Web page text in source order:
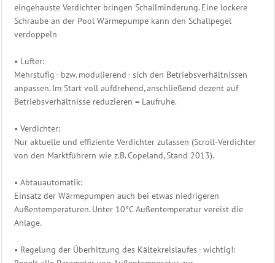
eingehauste Verdichter bringen Schallminderung. Eine lockere
Schraube an der Pool Wärmepumpe kann den Schallpegel
verdoppeln
• Lüfter:
Mehrstufig - bzw. modulierend - sich den Betriebsverhältnissen
anpassen. Im Start voll aufdrehend, anschließend dezent auf
Betriebsverhältnisse reduzieren = Laufruhe.
• Verdichter:
Nur aktuelle und effiziente Verdichter zulassen (Scroll-Verdichter
von den Marktführern wie z.B. Copeland, Stand 2013).
• Abtauautomatik:
Einsatz der Wärmepumpen auch bei etwas niedrigeren
Außentemperaturen. Unter 10°C Außentemperatur vereist die
Anlage.
• Regelung der Überhitzung des Kältekreislaufes - wichtig!:
Pumpen
PVC
Schwimmbad
Steuerung
Beckenwasser
Wärmetauscher
Wärmetauscher
Titan
Elektroheizer
Whirlpoolheizer
Wämepumpen